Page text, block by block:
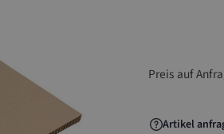
Preis auf
Artikel